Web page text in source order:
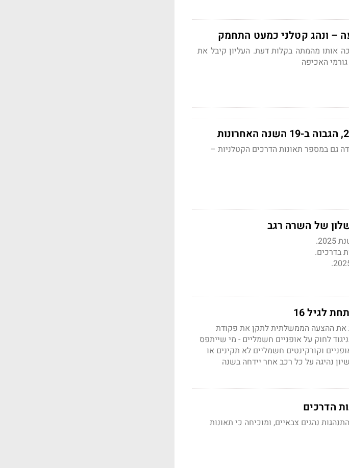
– ונהג קטלני כמעט התחמק
אותו מהמתה בקלות דעת. העליון קיבל את
האכיפה
גם במספר תאונות הדרכים הקטלניות –
בדרכים.
לגיל 16
את ההצעה הממשלתית לתקן את פקודת
לחוק על אופניים חשמליים - מי שייתפס
לגיל 16, או שירכב על אופניים וקורקינטים חשמליים לא תקינים או
נהיגה על כל רכב אחר יידחה בשנה
הדרכים
ניטור התנהגות נהגים צבאיים, ומוכיחה כי תאונות